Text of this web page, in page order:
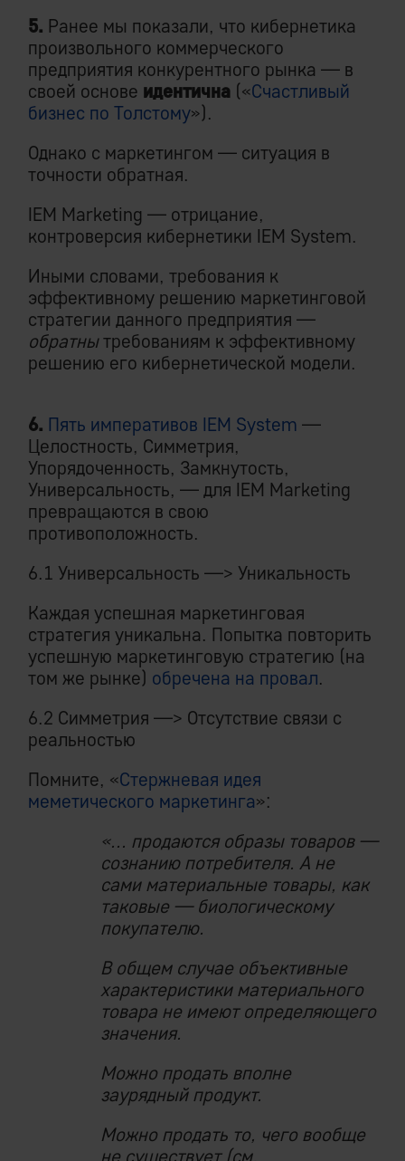
5. Ранее мы показали, что кибернетика
произвольного коммерческого
предприятия конкурентного рынка — в
своей основе идентична («Счастливый
бизнес по Толстому»).
Однако с маркетингом — ситуация в
точности обратная.
IEM Marketing — отрицание,
контроверсия кибернетики IEM System.
Иными словами, требования к
эффективному решению маркетинговой
стратегии данного предприятия —
обратнытребованиям к эффективному
решению его кибернетической модели.
6. Пять императивов IEM System —
Целостность, Симметрия,
Упорядоченность, Замкнутость,
Универсальность, — для IEM Marketing
превращаются в свою
противоположность.
6.1 Универсальность —> Уникальность
Каждая успешная маркетинговая
стратегия уникальна. Попытка повторить
успешную маркетинговую стратегию (на
том же рынке) обречена на провал.
6.2 Симметрия —> Отсутствие связи с
реальностью
Помните, «Стержневая идея
меметического маркетинга»:
«... продаются образы товаров —
сознанию потребителя. А не
сами материальные товары, как
таковые — биологическому
покупателю.
В общем случае объективные
характеристики материального
товара не имеют определяющего
значения.
Можно продать вполне
заурядный продукт.
Можно продать то, чего вообще
не существует (см.